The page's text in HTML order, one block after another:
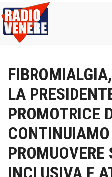
LA
PROMOTRICE
INCLUSIVA E